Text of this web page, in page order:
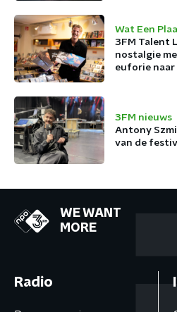
Wat Een
3FM Talent
nostalgie
euforie naar
3FM nieuws
Antony
van de
WE WANT
MORE
Radio